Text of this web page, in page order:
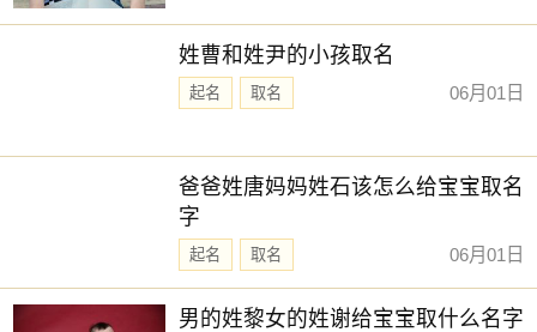
姓曹和姓尹的小孩取名
起名 取名 06月01日
爸爸姓唐妈妈姓石该怎么给宝宝取名
字
起名 取名 06月01日
男的姓黎女的姓谢给宝宝取什么名字